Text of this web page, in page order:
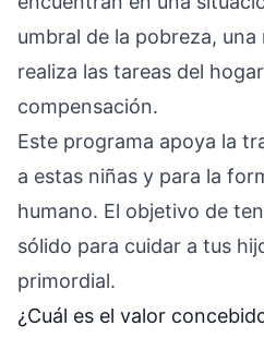
umbral de la pobreza,
realiza las tareas del
compensación.
Este programa apoya la
a estas niñas y para la
humano. El objetivo de
sólido para cuidar a tus
primordial.
¿Cuál es el valor